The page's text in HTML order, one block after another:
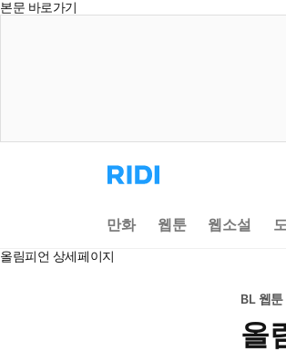
본문 바로가기
리
디
으
로
동
만화 웹툰 웹소설
올림피언 상세페이지
BL 웹툰
올